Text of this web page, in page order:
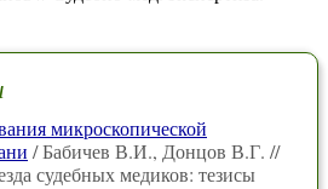
микроскопической
/ Бабичев В.И., Донцов В.Г. //
судебных медиков: тезисы